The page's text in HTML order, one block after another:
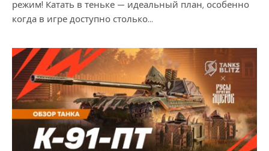
режим! Катать в теньке — идеальный план, особенно
когда в игре доступно столько…